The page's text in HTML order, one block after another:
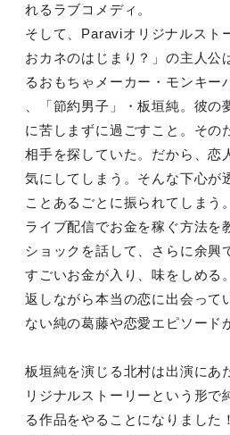
れるラブコメディ。
そして、Paraviオリジナルスト
おカネのはじまり？」の主人公
るおもちゃメーカー・モンキー
、「節約男子」・板垣純。彼の
に苦しまずに過ごすこと。その
相手を探していた。だから、恋
気にしてしまう。そんな下心が
ことあるごとに振られてしまう
ライブ配信でお金を稼ぐ方法を
ショックを話して、さらに余興
すごいお金が入り、味をしめる
返しながら本当の恋に出会って
ない純の葛藤や恋愛エピソード
板垣純を演じる北村は出演にあ
リジナルストーリーという形で
る作品をやることになりました